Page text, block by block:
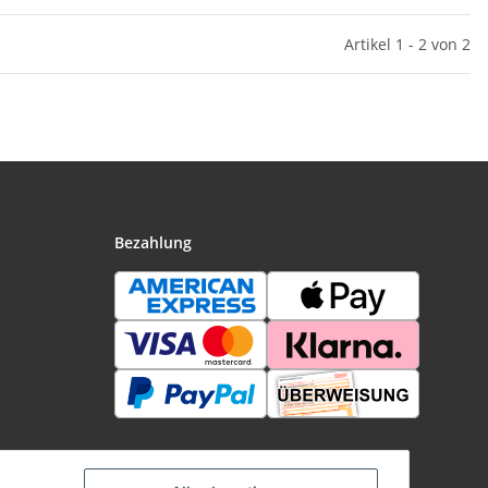
Artikel 1 - 2 von 2
Bezahlung